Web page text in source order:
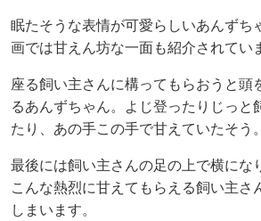
眠たそうな表情が可愛らしいあんずち
画では甘えん坊な一面も紹介されてい
座る飼い主さんに構ってもらおうと頭
るあんずちゃん。よじ登ったりじっと
たり、あの手この手で甘えていたそう。
最後には飼い主さんの足の上で横にな
こんな熱烈に甘えてもらえる飼い主さ
しまいます。